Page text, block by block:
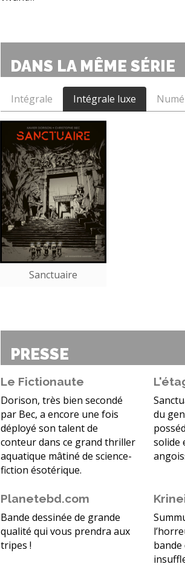
DANS LA MÊME SÉRIE
Intégrale Intégrale luxe
Sanctuaire
PRESSE
Le Fictionaute
Dorison, très bien secondé
par Bec, a encore une fois
déployé son talent de
conteur dans ce grand thriller
aquatique mâtiné de science-
fiction ésotérique.
du
solide
Planetebd.com
Bande dessinée de grande
qualité qui vous prendra aux
tripes !
bande